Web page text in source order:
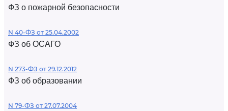
ФЗ о пожарной безопасности
N 40-ФЗ от 25.04.2002
ФЗ об ОСАГО
N 273-ФЗ от 29.12.2012
ФЗ об образовании
N 79-ФЗ от 27.07.2004